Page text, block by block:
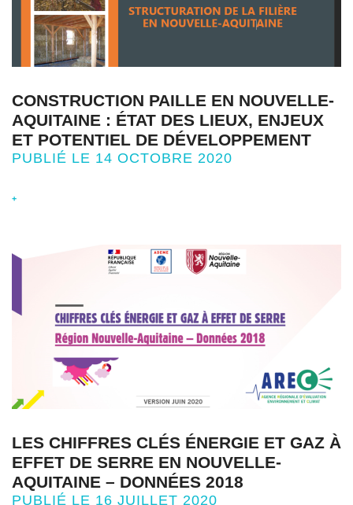
CONSTRUCTION PAILLE EN NOUVELLE-
AQUITAINE : ÉTAT DES LIEUX, ENJEUX
ET POTENTIEL DE DÉVELOPPEMENT
PUBLIÉ LE 14 OCTOBRE 2020
+
LES CHIFFRES CLÉS ÉNERGIE ET GAZ À
EFFET DE SERRE EN NOUVELLE-
AQUITAINE – DONNÉES 2018
PUBLIÉ LE 16 JUILLET 2020